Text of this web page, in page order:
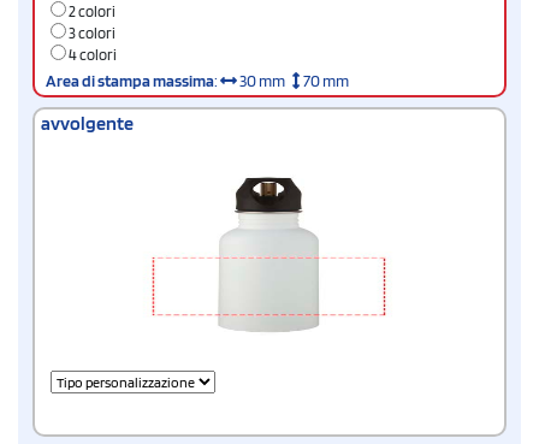
2 colori
3 colori
4 colori
Area di stampa massima: 30 mm 70 mm
avvolgente